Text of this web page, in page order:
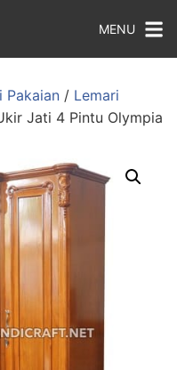
MENU
Pakaian / Lemari
Jati 4 Pintu Olympia